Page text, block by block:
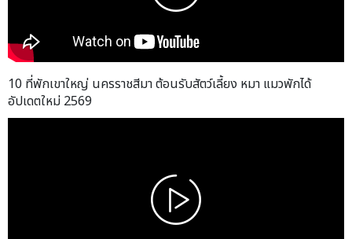
10 ที่พักเขาใหญ่ นครราชสีมา ต้อนรับสัตว์เลี้ยง หมา แมวพักได้
อัปเดตใหม่ 2569